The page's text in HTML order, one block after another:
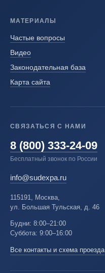
МАТЕРИАЛЫ
Частые вопросы
Видео
Законодательная база
Карта сайта
СВЯЗАТЬСЯ С НАМИ
8 (800) 333-24-09
Бесплатный звонок по России
info@sudexpa.ru
115191, Москва,
ул. Большая Тульская, д. 46
Будни: 8:00–21:00
Суббота: 9:00–16:00
Все контакты и схема проезда